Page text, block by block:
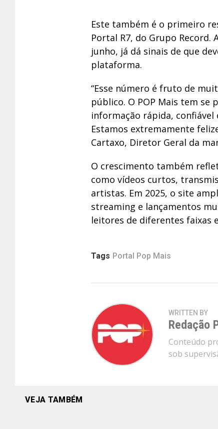
Este também é o primeiro
Portal R7, do Grupo Record.
junho, já dá sinais de que
plataforma.
“Esse número é fruto de
público. O POP Mais tem se
informação rápida,
Estamos extremamente
Cartaxo, Diretor Geral da
O crescimento também
como vídeos curtos,
artistas. Em 2025, o site
streaming e lançamentos
leitores de diferentes faixas
Tags Portal Pop Mais
WRITTEN BY
Redação
Conteúdo
sob
VEJA TAMBÉM